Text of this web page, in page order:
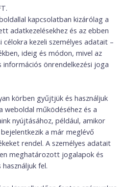
kapcsolatban kizárólag a
adatkezelésekhez és az ebben
kezeli személyes adatait –
ideig és módon, mivel az
önrendelkezési joga
körben gyűjtjük és használjuk
weboldal működéséhez és a
nyújtásához, például, amikor
a már meglévő
rendel. A személyes adatait
meghatározott jogalapok és
fel.